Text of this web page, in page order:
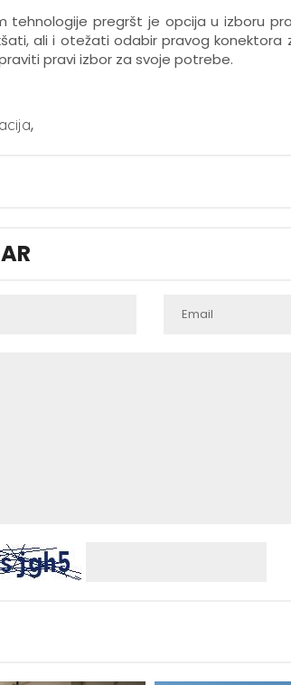
tehnologije pregršt je opcija u izboru
ali i otežati odabir pravog konektora
pravi izbor za svoje potrebe.
,